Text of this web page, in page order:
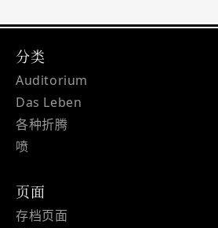
分类
Auditorium
Das Leben
各种折腾
喷
页面
存档页面